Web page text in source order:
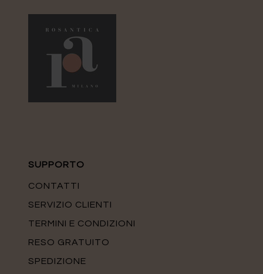
SUPPORTO
CONTATTI
SERVIZIO CLIENTI
TERMINI E CONDIZIONI
RESO GRATUITO
SPEDIZIONE